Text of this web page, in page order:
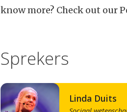
know more? Check out our
Sprekers
Linda Duits